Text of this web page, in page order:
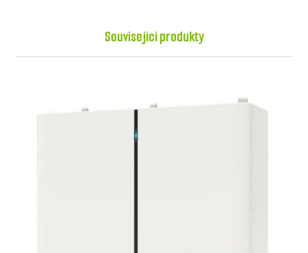
Související produkty